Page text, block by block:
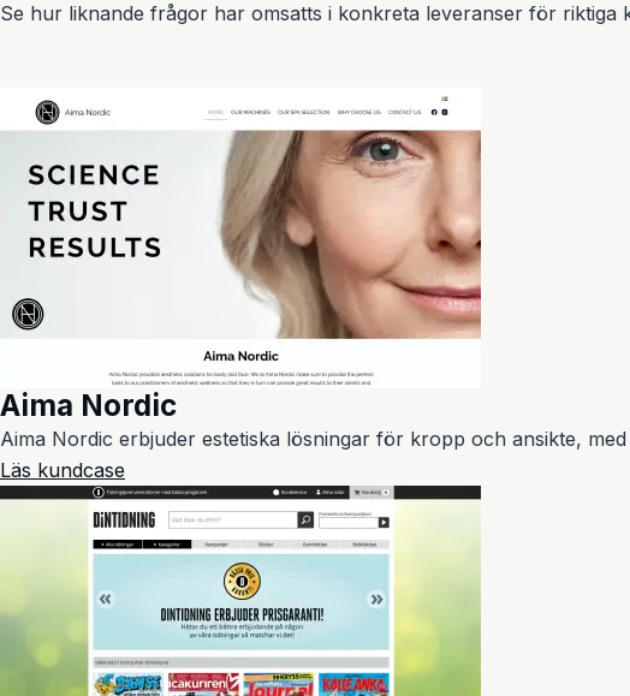
Se hur liknande frågor har omsatts i konkreta leveranser för riktiga
Aima Nordic
Aima Nordic erbjuder estetiska lösningar för kropp och ansikte,
Läs kundcase